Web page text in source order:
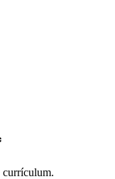
currículum.